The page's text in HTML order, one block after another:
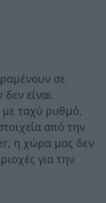
σε
είναι
με ταχύ ρυθμό,
από την
η χώρα μας δεν
για την